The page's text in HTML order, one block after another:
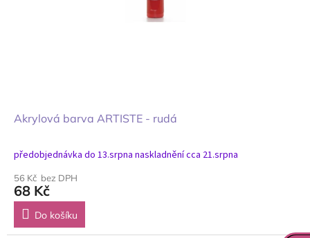
Akrylová barva ARTISTE - rudá
předobjednávka do 13.srpna naskladnění cca 21.srpna
56 Kč bez DPH
68 Kč
Do košíku